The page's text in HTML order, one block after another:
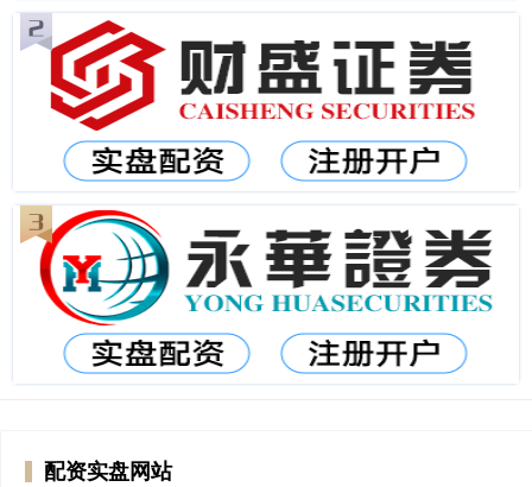
配资实盘网站